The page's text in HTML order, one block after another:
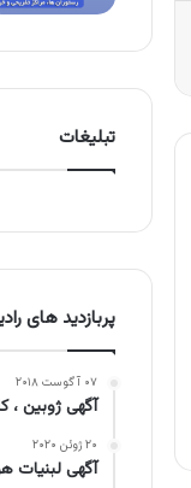
تبلیغات
پربازدید های
۰۷ آگوست ۲۰۱۸
آگهی ژوبین ،
۲۰ ژوئن ۲۰۲۰
آگهی لبنیات